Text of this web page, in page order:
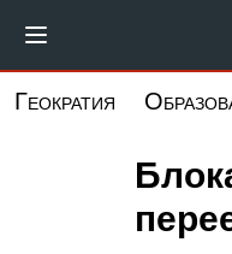
основному
Геократия